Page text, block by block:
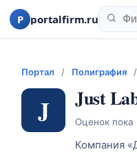
P portalfirm.ru
Портал / Полиграфия /
J Just
Оценок пока
Компания